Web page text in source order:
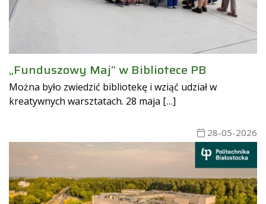
„Funduszowy Maj” w Bibliotece PB
Można było zwiedzić bibliotekę i wziąć udział w
kreatywnych warsztatach. 28 maja […]
28-05-2026